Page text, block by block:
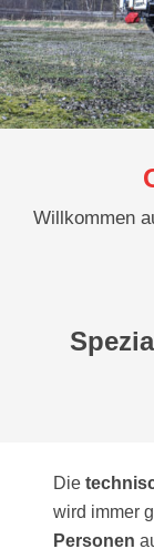
Willkommen
Die
wird immer
Personen